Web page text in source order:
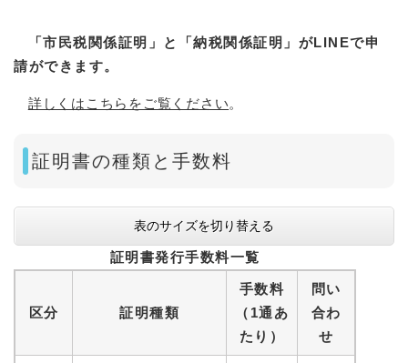
「市民税関係証明」と「納税関係証明」​がLINEで申
請ができます。
詳しくはこちらをご覧ください。
証明書の種類と手数料
表のサイズを切り替える
証明書発行手数料一覧
区分 証明種類
手数料
（1通あ
たり）
問い
合わ
せ